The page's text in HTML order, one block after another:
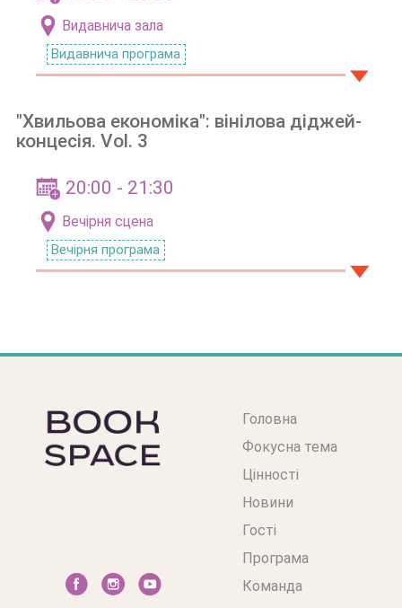
Видавнича зала
Видавнича програма
20:00 - 21:30
Вечірня сцена
Вечірня програма
"Хвильова економіка": вінілова діджей-
концесія. Vol. 3
Головна
Фокусна тема
Цінності
Новини
Гості
Програма
Команда